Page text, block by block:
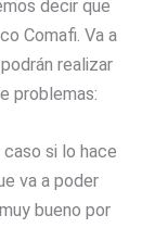
decir que
Comafi. Va a
realizar
problemas:
si lo hace
va a poder
bueno por